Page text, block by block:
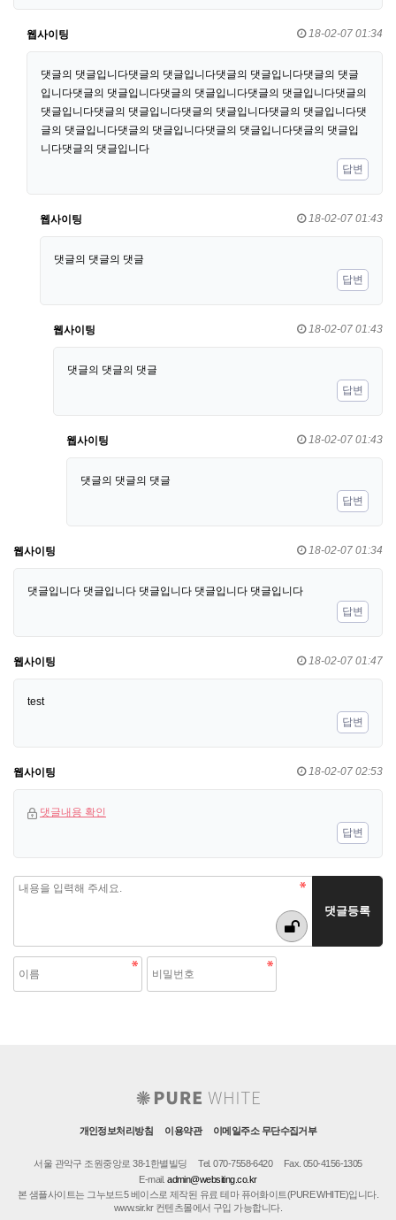
웹사이팅 18-02-07 01:34
댓글의 댓글입니다댓글의 댓글입니다댓글의 댓글입니다댓글의 댓글
입니다댓글의 댓글입니다댓글의 댓글입니다댓글의 댓글입니다댓글의
댓글입니다댓글의 댓글입니다댓글의 댓글입니다댓글의 댓글입니다댓
글의 댓글입니다댓글의 댓글입니다댓글의 댓글입니다댓글의 댓글입
니다댓글의 댓글입니다
답변
웹사이팅 18-02-07 01:43
댓글의 댓글의 댓글
답변
웹사이팅 18-02-07 01:43
댓글의 댓글의 댓글
답변
웹사이팅 18-02-07 01:43
댓글의 댓글의 댓글
답변
웹사이팅 18-02-07 01:34
댓글입니다 댓글입니다 댓글입니다 댓글입니다 댓글입니다
답변
웹사이팅 18-02-07 01:47
test
답변
웹사이팅 18-02-07 02:53
댓글내용 확인
답변
개인정보처리방침 이용약관 이메일주소 무단수집거부
서울 관악구 조원중앙로 38-1한별빌딩 Tel. 070-7558-6420
Fax. 050-4156-1305
E-mail.admin@websiting.co.kr
본 샘플사이트는 그누보드5 베이스로 제작된 유료 테마 퓨어화이트(PURE WHITE)입니다.
www.sir.kr 컨텐츠몰에서 구입 가능합니다.